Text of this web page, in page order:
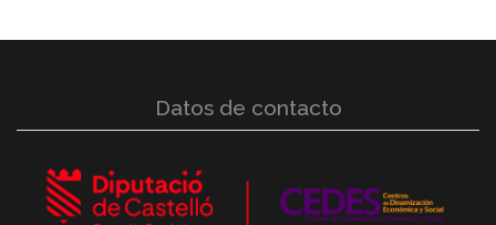
Datos de contacto